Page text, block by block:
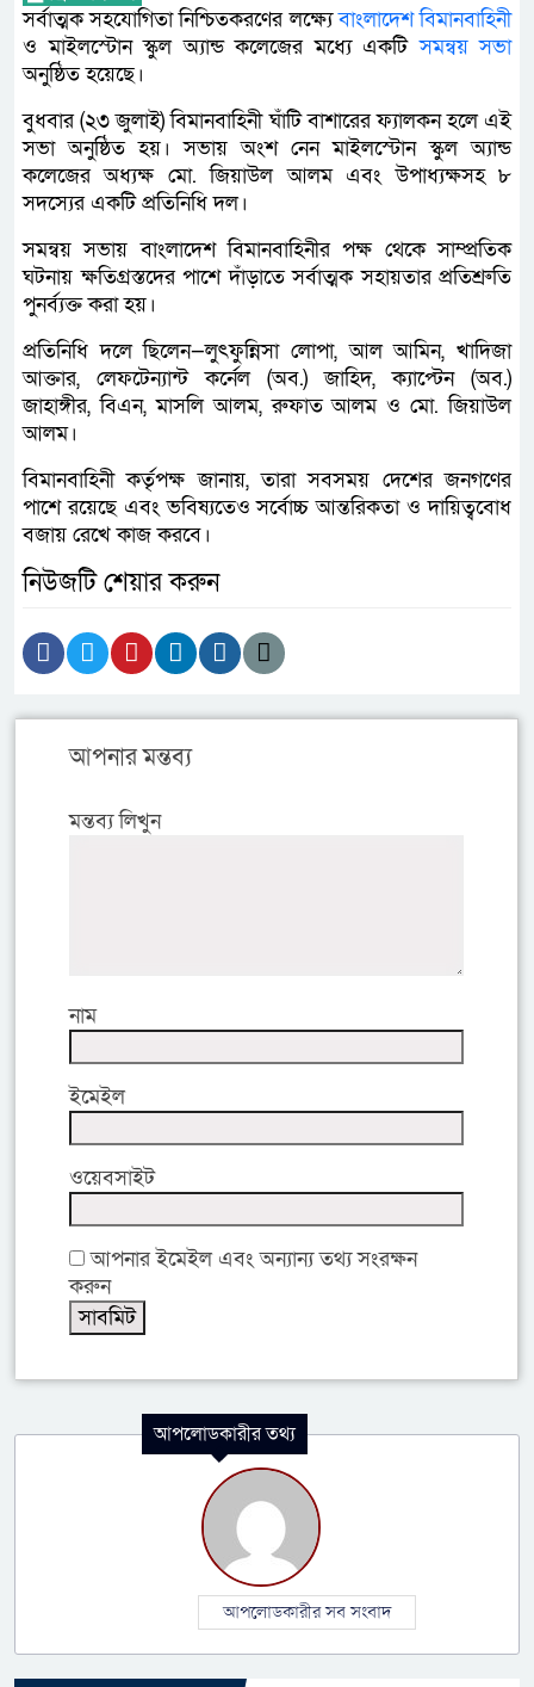
সর্বাত্মক সহযোগিতা নিশ্চিতকরণের লক্ষ্যেবাংলাদেশ বিমানবাহিনী
ও মাইলস্টোন স্কুল অ্যান্ড কলেজের মধ্যে একটিসমন্বয় সভা
অনুষ্ঠিত হয়েছে।
বুধবার (২৩ জুলাই) বিমানবাহিনী ঘাঁটি বাশারের ফ্যালকন হলে এই
সভা অনুষ্ঠিত হয়। সভায় অংশ নেন মাইলস্টোন স্কুল অ্যান্ড
কলেজের অধ্যক্ষ মো. জিয়াউল আলম এবং উপাধ্যক্ষসহ ৮
সদস্যের একটি প্রতিনিধি দল।
সমন্বয় সভায় বাংলাদেশ বিমানবাহিনীর পক্ষ থেকে সাম্প্রতিক
ঘটনায় ক্ষতিগ্রস্তদের পাশে দাঁড়াতে সর্বাত্মক সহায়তার প্রতিশ্রুতি
পুনর্ব্যক্ত করা হয়।
প্রতিনিধি দলে ছিলেন—লুৎফুন্নিসা লোপা, আল আমিন, খাদিজা
আক্তার, লেফটেন্যান্ট কর্নেল (অব.) জাহিদ, ক্যাপ্টেন (অব.)
জাহাঙ্গীর, বিএন, মাসলি আলম, রুফাত আলম ও মো. জিয়াউল
আলম।
বিমানবাহিনী কর্তৃপক্ষ জানায়, তারা সবসময় দেশের জনগণের
পাশে রয়েছে এবং ভবিষ্যতেও সর্বোচ্চ আন্তরিকতা ও দায়িত্ববোধ
বজায় রেখে কাজ করবে।
নিউজটি শেয়ার করুন
আপনার মন্তব্য
মন্তব্য লিখুন
নাম
ইমেইল
ওয়েবসাইট
আপনার ইমেইল এবং অন্যান্য তথ্য সংরক্ষন
করুন
আপলোডকারীর তথ্য
আপলোডকারীর সব সংবাদ